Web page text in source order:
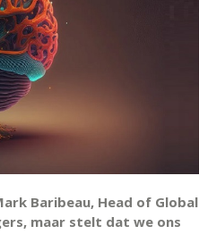
Baribeau, Head of Global
maar stelt dat we ons